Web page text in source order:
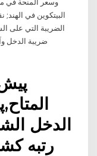
البيتكوين في
الضريبة التي على
ضريبة الدخل
الدخل
رتبه